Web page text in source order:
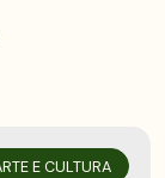
E CULTURA